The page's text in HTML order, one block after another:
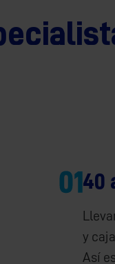
40
y
Así